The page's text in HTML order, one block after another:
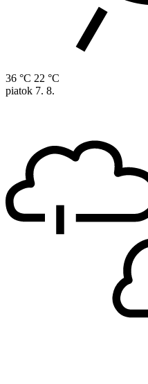
36 °C 22 °C
piatok 7. 8.